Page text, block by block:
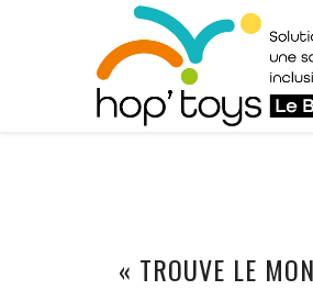
« TROUVE LE